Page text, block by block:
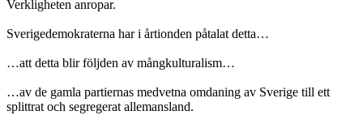
Verkligheten anropar.
Sverigedemokraterna har i årtionden påtalat detta…
…att detta blir följden av mångkulturalism…
…av de gamla partiernas medvetna omdaning av Sverige till ett
splittrat och segregerat allemansland.